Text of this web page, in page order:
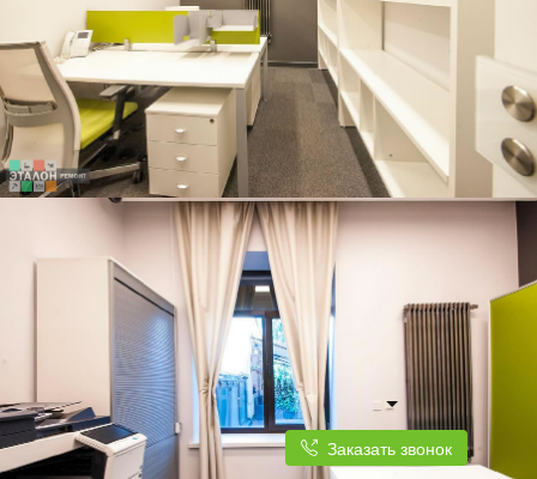
Заказать звонок